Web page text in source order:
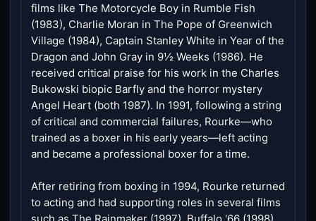
films like The Motorcycle Boy in Rumble Fish
(1983), Charlie Moran in The Pope of Greenwich
Village (1984), Captain Stanley White in Year of the
Dragon and John Gray in 9½ Weeks (1986). He
received critical praise for his work in the Charles
Bukowski biopic Barfly and the horror mystery
Angel Heart (both 1987). In 1991, following a string
of critical and commercial failures, Rourke—who
trained as a boxer in his early years—left acting
and became a professional boxer for a time.
After retiring from boxing in 1994, Rourke returned
to acting and had supporting roles in several films